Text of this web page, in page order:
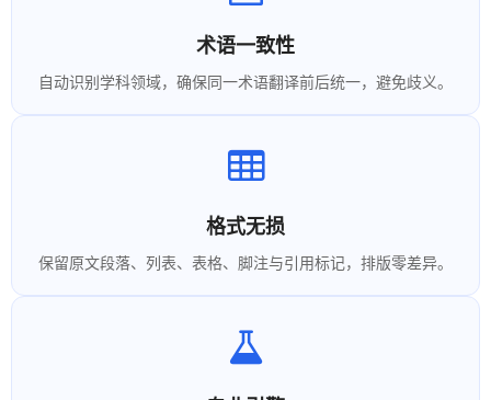
术语一致性
自动识别学科领域，确保同一术语翻译前后统一，避免歧义。
格式无损
保留原文段落、列表、表格、脚注与引用标记，排版零差异。